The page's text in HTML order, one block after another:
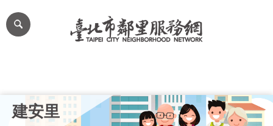
跳到主要內容區塊
網
站
建安里